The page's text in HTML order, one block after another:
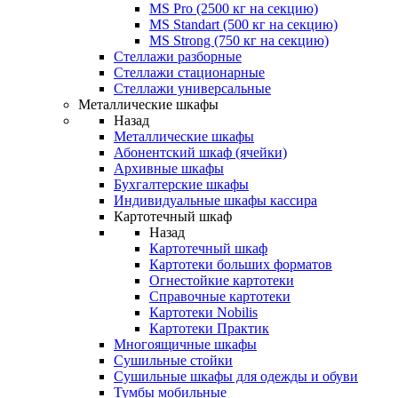
MS Pro (2500 кг на секцию)
MS Standart (500 кг на секцию)
MS Strong (750 кг на секцию)
Стеллажи разборные
Стеллажи стационарные
Стеллажи универсальные
Металлические шкафы
Назад
Металлические шкафы
Абонентский шкаф (ячейки)
Архивные шкафы
Бухгалтерские шкафы
Индивидуальные шкафы кассира
Картотечный шкаф
Назад
Картотечный шкаф
Картотеки больших форматов
Огнестойкие картотеки
Справочные картотеки
Картотеки Nobilis
Картотеки Практик
Многоящичные шкафы
Сушильные стойки
Сушильные шкафы для одежды и обуви
Тумбы мобильные